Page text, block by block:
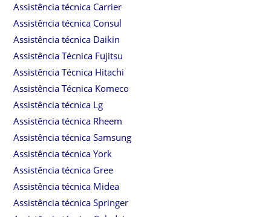
Assistência técnica Carrier
Assistência técnica Consul
Assistência técnica Daikin
Assistência Técnica Fujitsu
Assistência Técnica Hitachi
Assistência Técnica Komeco
Assistência técnica Lg
Assistência técnica Rheem
Assistência técnica Samsung
Assistência técnica York
Assistência técnica Gree
Assistência técnica Midea
Assistência técnica Springer